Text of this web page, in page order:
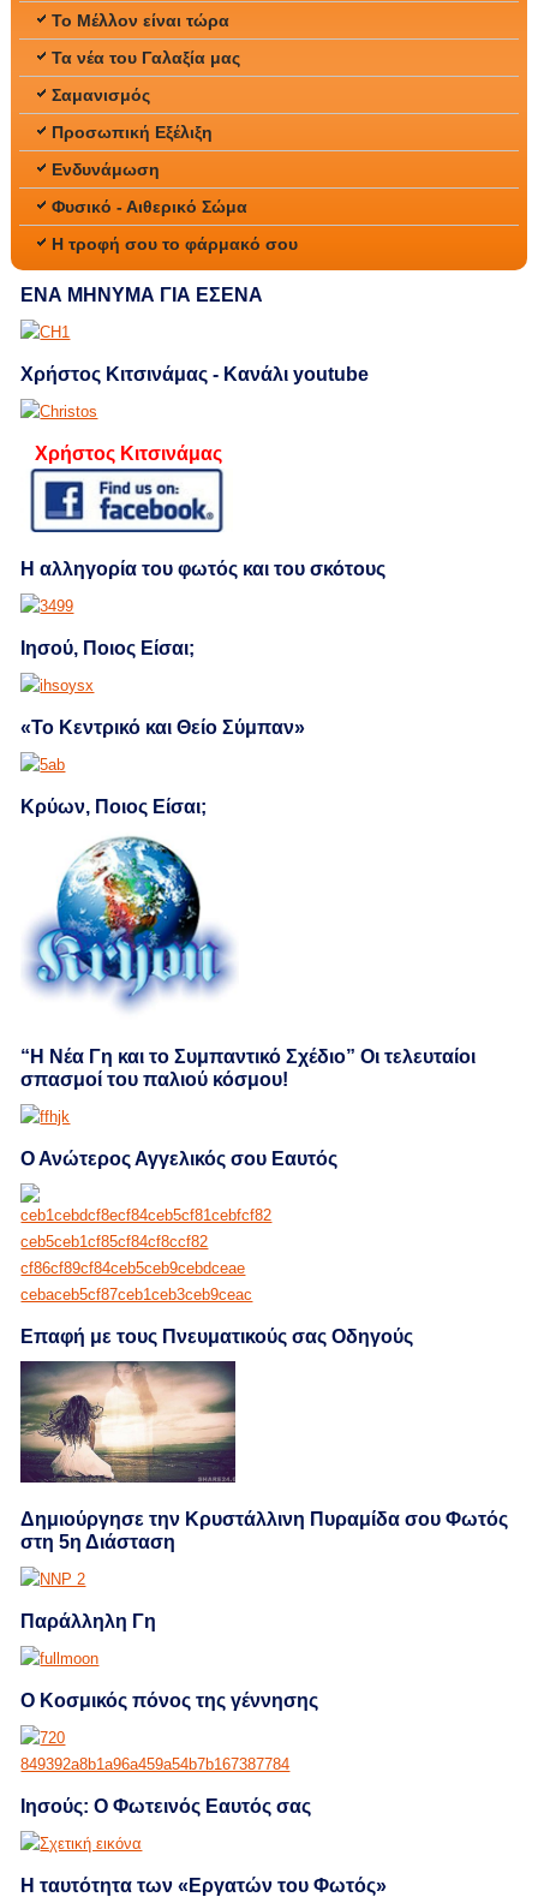
Το Μέλλον είναι τώρα
Τα νέα του Γαλαξία μας
Σαμανισμός
Προσωπική Εξέλιξη
Ενδυνάμωση
Φυσικό - Αιθερικό Σώμα
Η τροφή σου το φάρμακό σου
ΕΝΑ ΜΗΝΥΜΑ ΓΙΑ ΕΣΕΝΑ
Χρήστος Κιτσινάμας - Κανάλι youtube
Χρήστος Κιτσινάμας
Η αλληγορία του φωτός και του σκότους
Ιησού, Ποιος Είσαι;
«Το Κεντρικό και Θείο Σύμπαν»
Κρύων, Ποιος Είσαι;
“Η Νέα Γη και το Συμπαντικό Σχέδιο” Οι τελευταίοι
σπασμοί του παλιού κόσμου!
Ο Ανώτερος Αγγελικός σου Εαυτός
Επαφή με τους Πνευματικούς σας Οδηγούς
Δημιούργησε την Κρυστάλλινη Πυραμίδα σου Φωτός
στη 5η Διάσταση
Παράλληλη Γη
Ο Κοσμικός πόνος της γέννησης
Ιησούς: Ο Φωτεινός Εαυτός σας
Η ταυτότητα των «Εργατών του Φωτός»